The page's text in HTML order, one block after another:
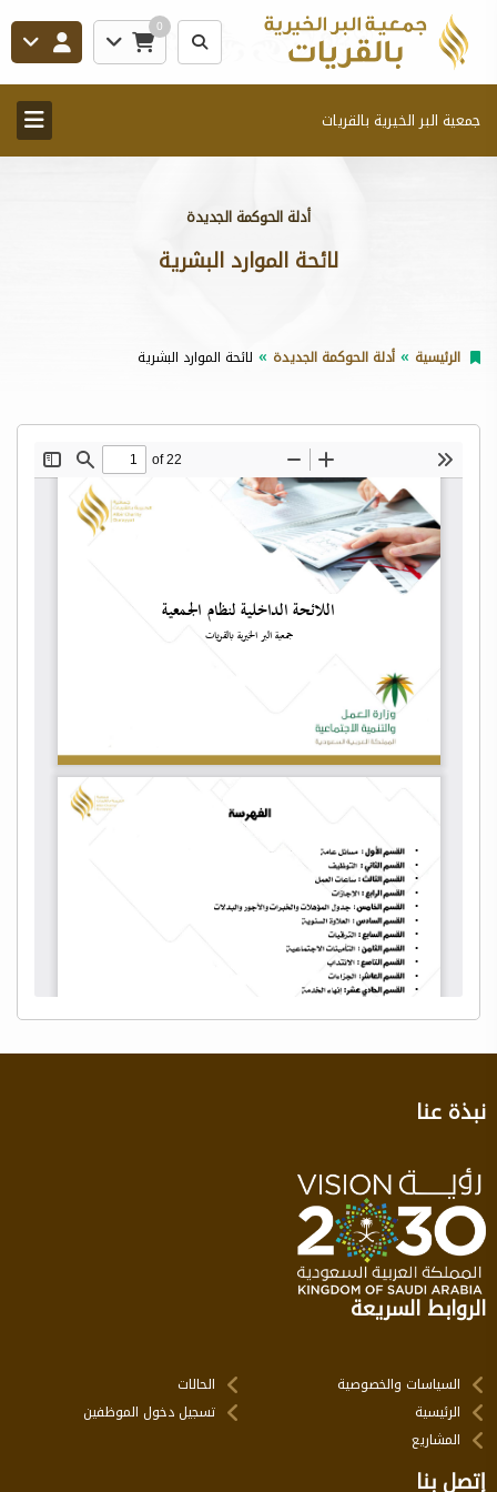
0
جمعية البر الخيرية بالقريات
أدلة الحوكمة الجديدة
لائحة الموارد البشرية
الرئيسية أدلة الحوكمة الجديدة لائحة الموارد البشرية
نبذة عنا
الروابط السريعة
السياسات والخصوصية
الرئيسية
المشاريع
الحالات
تسجيل دخول الموظفين
إتصل بنا